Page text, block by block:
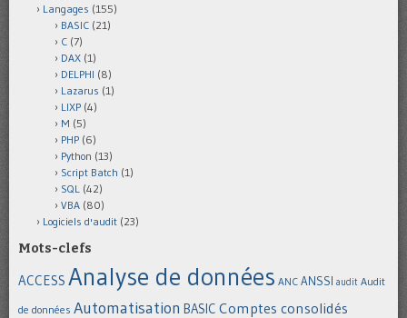
Langages (155)
BASIC (21)
C (7)
DAX (1)
DELPHI (8)
Lazarus (1)
LIXP (4)
M (5)
PHP (6)
Python (13)
Script Batch (1)
SQL (42)
VBA (80)
Logiciels d'audit (23)
Mots-clefs
ACCESS Analyse de données ANC ANSSI audit Audit
de données Automatisation BASIC Comptes consolidés